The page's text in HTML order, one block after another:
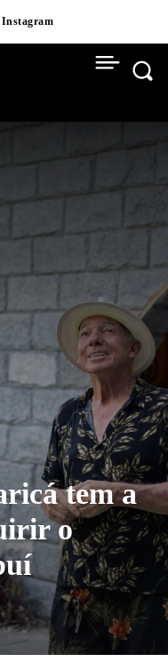
tem a
o